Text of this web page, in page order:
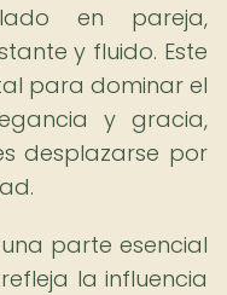
en pareja,
y fluido. Este
para dominar el
y gracia,
desplazarse por
parte esencial
la influencia